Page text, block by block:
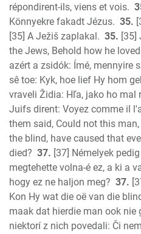
répondirent-ils, viens et vois.
Könnyekre fakadt Jézus. 35.
[35] A Ježiš zaplakal. 35. [35]
the Jews, Behold how he
azért a zsidók: Ímé, mennyire
sê toe: Kyk, hoe lief Hy hom
vraveli Židia: Hľa, jako ho mal
Juifs dirent: Voyez comme il
them said, Could not this
the blind, have caused that
died? 37. [37] Némelyek
megtehette volna-é ez, a ki a
hogy ez ne haljon meg? 37.
Kon Hy wat die oë van die
maak dat hierdie man ook nie
niektorí z nich povedali: Či